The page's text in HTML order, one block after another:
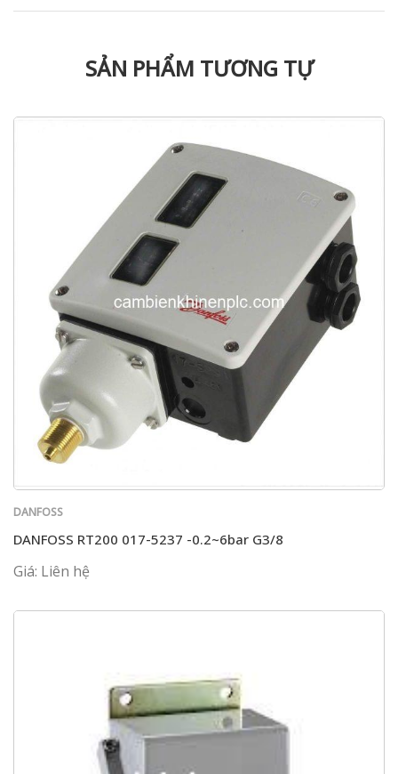
SẢN PHẨM TƯƠNG TỰ
DANFOSS
DANFOSS RT200 017-5237 -0.2~6bar G3/8
Giá: Liên hệ